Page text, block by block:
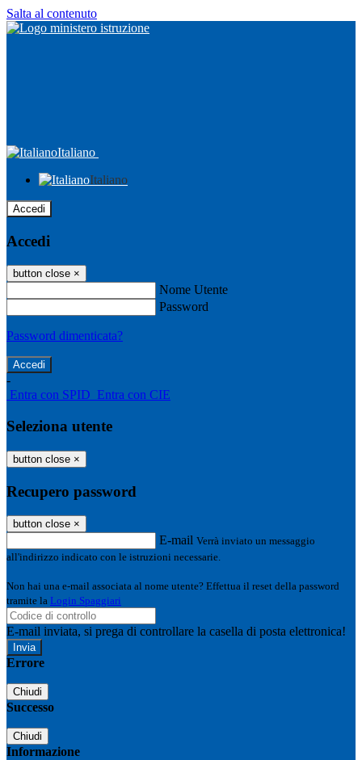
Salta al contenuto
Italiano
Italiano
Accedi
Accedi
button close ×
Nome Utente
Password
Password dimenticata?
-
Entra con SPID Entra con CIE
Seleziona utente
button close ×
Recupero password
button close ×
E-mail Verrà inviato un messaggio
all'indirizzo indicato con le istruzioni necessarie.
Non hai una e-mail associata al nome utente? Effettua il reset della password
tramite la Login Spaggiari
E-mail inviata, si prega di controllare la casella di posta elettronica!
Errore
Chiudi
Successo
Chiudi
Informazione